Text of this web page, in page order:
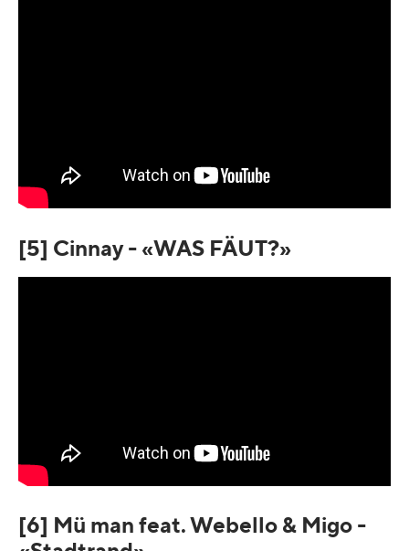
[5] Cinnay - «WAS FÄUT?»
[6] Mü man feat. Webello & Migo -